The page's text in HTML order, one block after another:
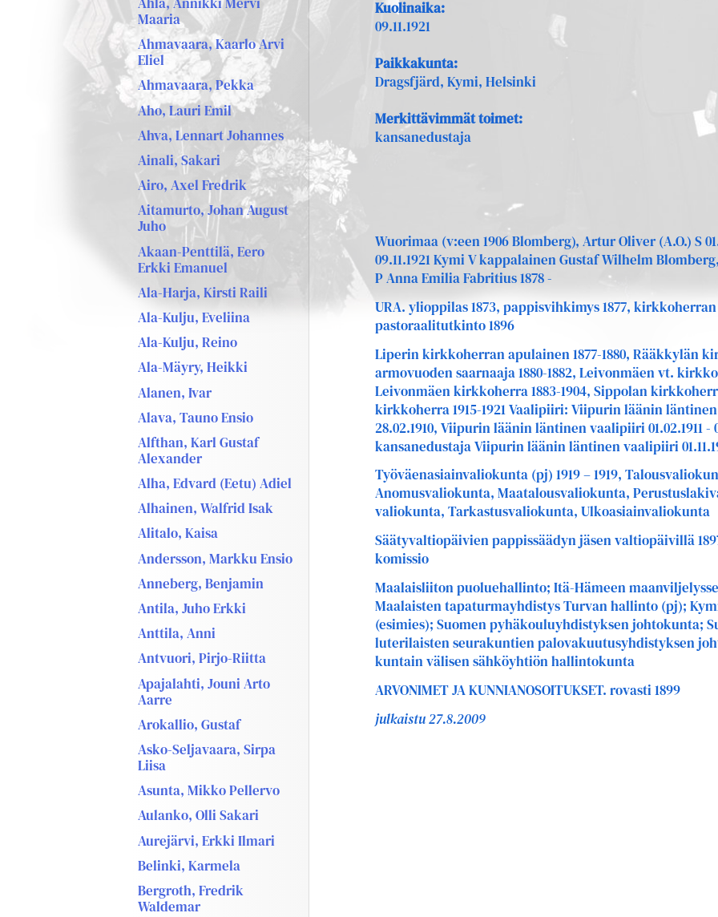
Maaria
Ahmavaara, Kaarlo Arvi
Eliel
Ahmavaara, Pekka
Aho, Lauri Emil
Ahva, Lennart Johannes
Ainali, Sakari
Airo, Axel Fredrik
Aitamurto, Johan August
Juho
Akaan-Penttilä, Eero
Erkki Emanuel
Ala-Harja, Kirsti Raili
Ala-Kulju, Eveliina
Ala-Kulju, Reino
Ala-Mäyry, Heikki
Alanen, Ivar
Alava, Tauno Ensio
Alfthan, Karl Gustaf
Alexander
Alha, Edvard (Eetu) Adiel
Alhainen, Walfrid Isak
Alitalo, Kaisa
Andersson, Markku Ensio
Anneberg, Benjamin
Antila, Juho Erkki
Anttila, Anni
Antvuori, Pirjo-Riitta
Apajalahti, Jouni Arto
Aarre
Arokallio, Gustaf
Asko-Seljavaara, Sirpa
Liisa
Asunta, Mikko Pellervo
Aulanko, Olli Sakari
Aurejärvi, Erkki Ilmari
Belinki, Karmela
Bergroth, Fredrik
Waldemar
Kuolinaika:
09.11.1921
Paikkakunta:
Dragsfjärd, Kymi, Helsinki
Merkittävimmät toimet:
kansanedustaja
Wuorimaa (v:een 1906 Blomberg), Artur Oliver (A.O.) S
09.11.1921 Kymi V kappalainen Gustaf Wilhelm
P Anna Emilia Fabritius 1878 -
URA. ylioppilas 1873, pappisvihkimys 1877,
pastoraalitutkinto 1896
Liperin kirkkoherran apulainen 1877-1880, Rääkkylän
armovuoden saarnaaja 1880-1882, Leivonmäen vt.
Leivonmäen kirkkoherra 1883-1904, Sippolan
kirkkoherra 1915-1921 Vaalipiiri: Viipurin läänin
28.02.1910, Viipurin läänin läntinen vaalipiiri 01.02.1911 -
kansanedustaja Viipurin läänin läntinen vaalipiiri
Työväenasiainvaliokunta (pj) 1919 – 1919,
Anomusvaliokunta, Maatalousvaliokunta,
valiokunta, Tarkastusvaliokunta, Ulkoasiainvaliokunta
Säätyvaltiopäivien pappissäädyn jäsen valtiopäivillä
komissio
Maalaisliiton puoluehallinto; Itä-Hämeen
Maalaisten tapaturmayhdistys Turvan hallinto (pj);
(esimies); Suomen pyhäkouluyhdistyksen johtokunta;
luterilaisten seurakuntien palovakuutusyhdistyksen
kuntain välisen sähköyhtiön hallintokunta
ARVONIMET JA KUNNIANOSOITUKSET. rovasti 1899
julkaistu 27.8.2009